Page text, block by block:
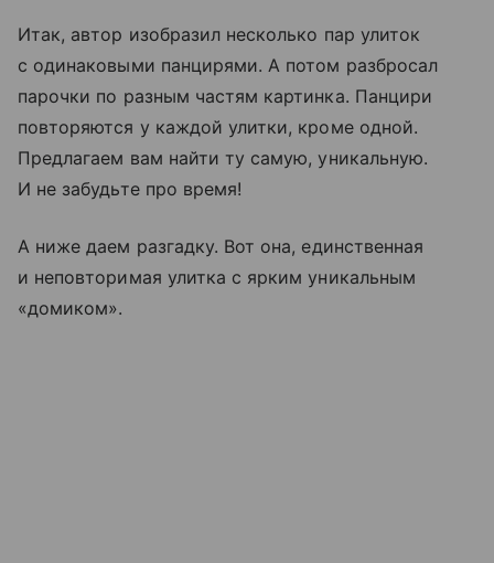
Итак, автор изобразил несколько пар улиток
с одинаковыми панцирями. А потом разбросал
парочки по разным частям картинка. Панцири
повторяются у каждой улитки, кроме одной.
Предлагаем вам найти ту самую, уникальную.
И не забудьте про время!
А ниже даем разгадку. Вот она, единственная
и неповторимая улитка с ярким уникальным
«домиком».